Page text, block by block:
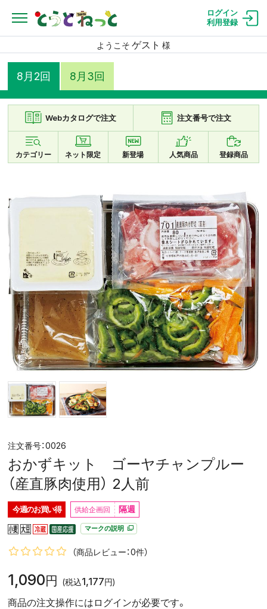
ログイン
利用登録
ようこそ ゲスト 様
8月2回 8月3回
Webカタログで注文 注文番号で注文
カテゴリー ネット限定 新登場 人気商品 登録商品
0026
おかずキット ゴーヤチャンプルー
（産直豚肉使用） 2人前
今週のお買い得 隔週
マークの説明
（商品レビュー：0件）
1,090円 (税込1,177円)
商品の注文操作にはログインが必要です。